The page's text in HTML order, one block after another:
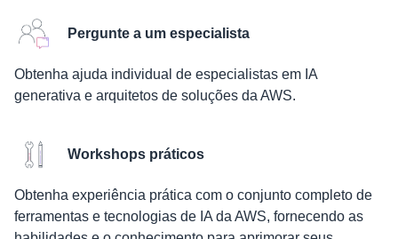
Pergunte a um especialista
Obtenha ajuda individual de especialistas em IA
generativa e arquitetos de soluções da AWS.
Workshops práticos
Obtenha experiência prática com o conjunto completo de
ferramentas e tecnologias de IA da AWS, fornecendo as